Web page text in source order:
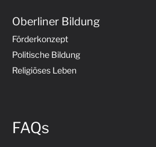
Oberliner Bildung
Förderkonzept
Politische Bildung
Religiöses Leben
FAQs